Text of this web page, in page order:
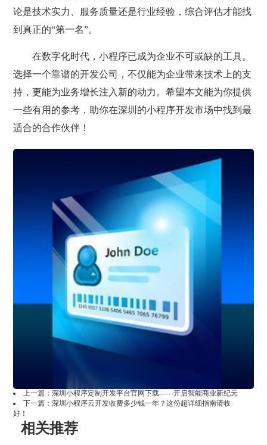
论是技术实力、服务质量还是行业经验，综合评估才能找
到真正的“第一名”。
在数字化时代，小程序已成为企业不可或缺的工具。
选择一个靠谱的开发公司，不仅能为企业带来技术上的支
持，更能为业务增长注入新的动力。希望本文能为你提供
一些有用的参考，助你在深圳的小程序开发市场中找到最
适合的合作伙伴！
上一篇：深圳小程序定制开发平台官网下载——开启智能商业新纪元
下一篇：深圳小程序云开发收费多少钱一年？这份超详细指南请收
好！
相关推荐